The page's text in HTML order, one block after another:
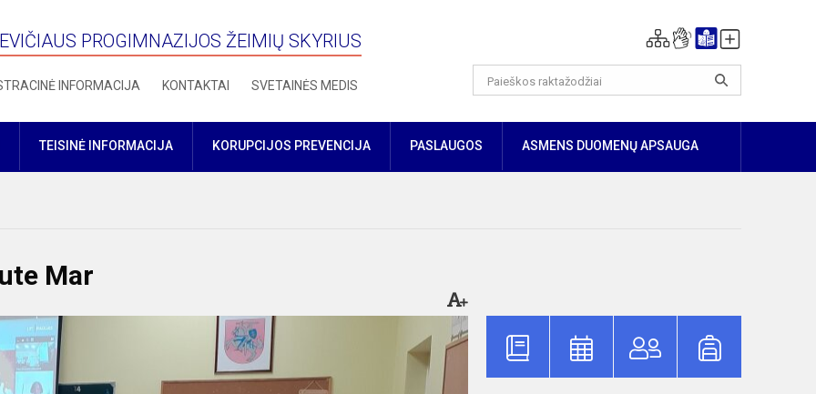
PROGIMNAZIJOS ŽEIMIŲ SKYRIUS
INFORMACIJA KONTAKTAI SVETAINĖS MEDIS
TEISINĖ INFORMACIJA KORUPCIJOS PREVENCIJA PASLAUGOS ASMENS DUOMENŲ APSAUGA
Mar